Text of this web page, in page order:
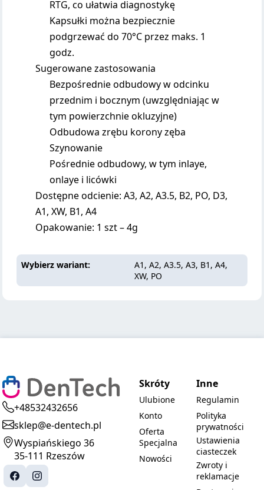
RTG, co ułatwia diagnostykę
Kapsułki można bezpiecznie
podgrzewać do 70°C przez maks. 1
godz.
Sugerowane zastosowania
Bezpośrednie odbudowy w odcinku
przednim i bocznym (uwzględniając w
tym powierzchnie okluzyjne)
Odbudowa zrębu korony zęba
Szynowanie
Pośrednie odbudowy, w tym inlaye,
onlaye i licówki
Dostępne odcienie: A3, A2, A3.5, B2, PO, D3,
A1, XW, B1, A4
Opakowanie: 1 szt – 4g
Wybierz wariant
A1, A2, A3.5, A3, B1, A4,
XW, PO
+48532432656
sklep@e-dentech.pl
Wyspiańskiego 36
35-111 Rzeszów
Skróty
Ulubione
Konto
Oferta
Specjalna
Nowości
Inne
Regulamin
Polityka
prywatności
Ustawienia
ciasteczek
Zwroty i
reklamacje